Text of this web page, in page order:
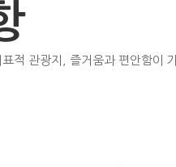
적 관광지, 즐거움과 편안함이